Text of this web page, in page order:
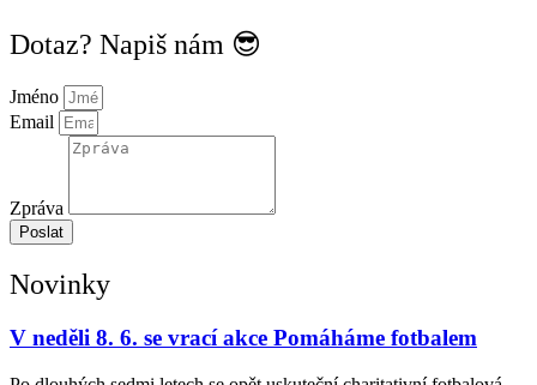
Dotaz? Napiš nám 😎
Jméno
Email
Zpráva
Poslat
Novinky
V neděli 8. 6. se vrací akce Pomáháme fotbalem